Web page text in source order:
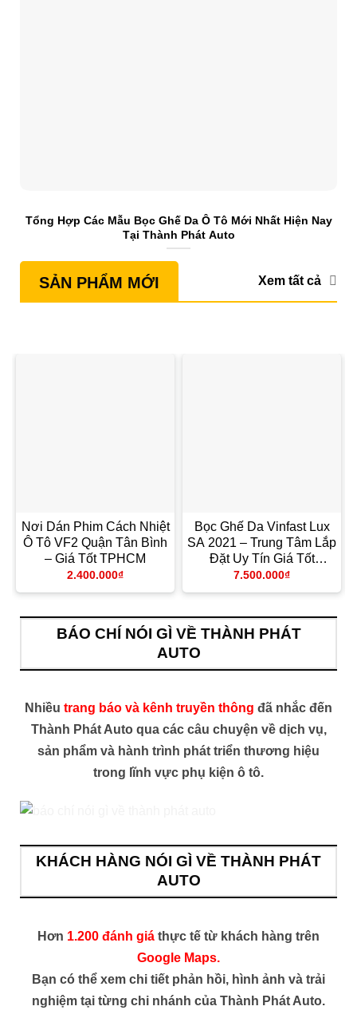
Tổng Hợp Các Mẫu Bọc Ghế Da Ô Tô Mới Nhất Hiện Nay
Tại Thành Phát Auto
SẢN PHẨM MỚI Xem tất cả
Nơi Dán Phim Cách Nhiệt
Ô Tô VF2 Quận Tân Bình
– Giá Tốt TPHCM
2.400.000₫
Bọc Ghế Da Vinfast Lux
SA 2021 – Trung Tâm Lắp
Đặt Uy Tín Giá Tốt
TPHCM
7.500.000₫
BÁO CHÍ NÓI GÌ VỀ THÀNH PHÁT
AUTO
Nhiều trang báo và kênh truyền thông đã nhắc đến
Thành Phát Auto qua các câu chuyện về dịch vụ,
sản phẩm và hành trình phát triển thương hiệu
trong lĩnh vực phụ kiện ô tô.
KHÁCH HÀNG NÓI GÌ VỀ THÀNH PHÁT
AUTO
Hơn 1.200 đánh giá thực tế từ khách hàng trên
Google Maps.
Bạn có thể xem chi tiết phản hồi, hình ảnh và trải
nghiệm tại từng chi nhánh của Thành Phát Auto.